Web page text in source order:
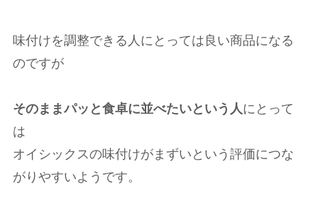
味付けを調整できる人にとっては良い商品になる
のですが
そのままパッと食卓に並べたいという人 にとって
は
オイシックスの味付けがまずいという評価につな
がりやすいようです。